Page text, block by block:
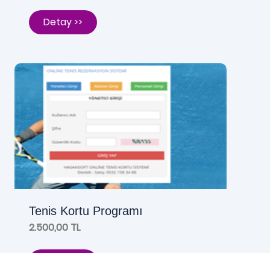
Detay >>
Tenis Kortu Programı
2.500,00 TL